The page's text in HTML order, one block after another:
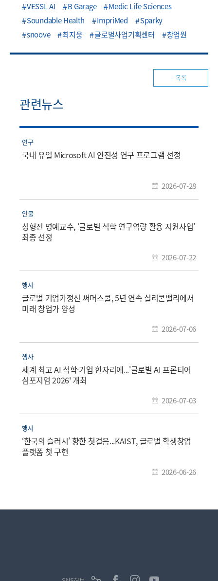
VESSL AI
B Garage
Medic Life Sciences
Soundable Health
ImpriMed
Sparky
snoove
최지웅 글로벌사업기획센터 창업원
목록
관련뉴스
연구
국내 유일 Microsoft AI 안전성 연구 프로그램 선정
2026-07-28
인물
성형진 명예교수, ‘글로벌 석학 연구역량 활용 지원사업’
최종 선정
2026-07-22
행사
글로벌 기업가정신 써머스쿨, 5년 연속 실리콘밸리에서
미래 창업가 양성
2026-07-06
행사
세계 최고 AI 석학·기업 한자리에...'글로벌 AI 프론티어
심포지엄 2026' 개최
2026-07-03
행사
‘한국의 슬러시’ 향한 첫걸음...KAIST, 글로벌 학생창업
플랫폼 첫 구현
2026-06-26